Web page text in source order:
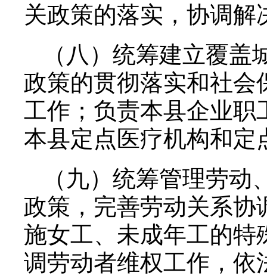
关政策的落实，协调
（八）统筹建立覆
政策的贯彻落实和社会
工作；负责本县企业职
本县定点医疗机构和定
（九）统筹管理劳
政策，完善劳动关系协
施女工、未成年工的特
调劳动者维权工作，依